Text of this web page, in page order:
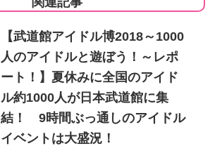
【武道館アイドル博2018～1000
人のアイドルと遊ぼう！～レポ
ート！】夏休みに全国のアイド
ル約1000人が日本武道館に集
結！ 9時間ぶっ通しのアイドル
イベントは大盛況！